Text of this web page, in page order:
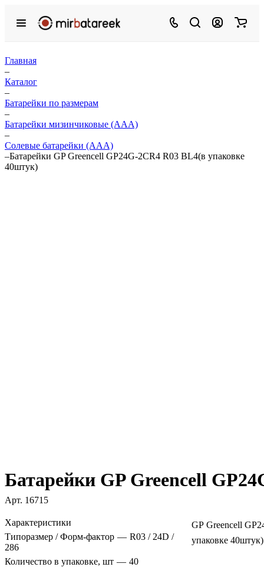
Главная
–
Каталог
–
Батарейки по размерам
–
Батарейки мизинчиковые (ААА)
–
Солевые батарейки (ААА)
–Батарейки GP Greencell GP24G-2CR4 R03 BL4(в упаковке
40штук)
Батарейки GP Greencell
Арт. 16715
Характеристики
Типоразмер / Форм-фактор — R03 / 24D /
286
Количество в упаковке, шт — 40
GP Greencell
упаковке 40штук)